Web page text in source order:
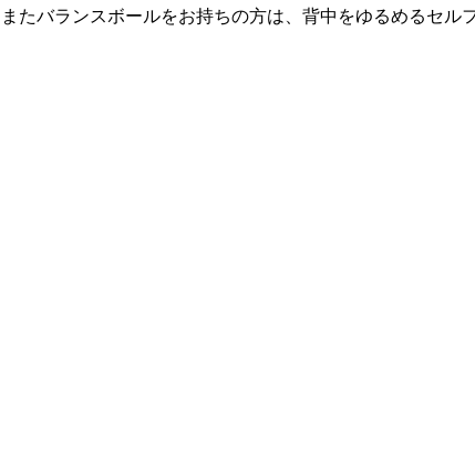
またバランスボールをお持ちの方は、背中をゆるめるセル